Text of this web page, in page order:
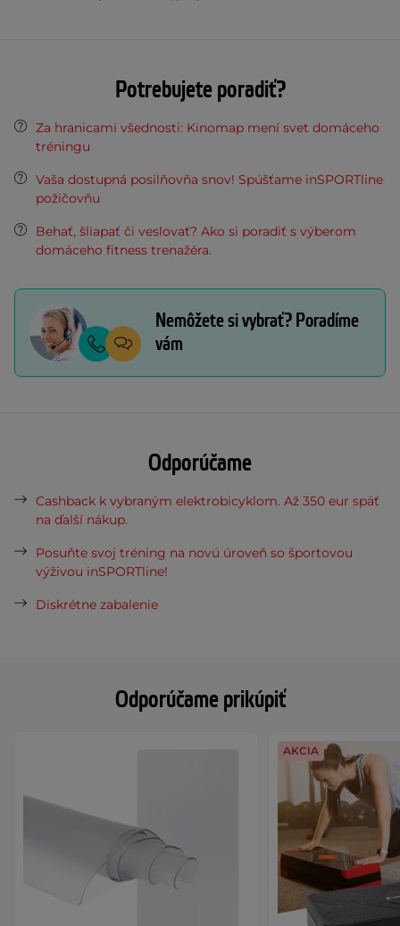
Odporúčame prikúpiť
AKCIA
Potrebujete poradiť?
Za hranicami všednosti: Kinomap mení svet domáceho
tréningu
Vaša dostupná posilňovňa snov! Spúšťame inSPORTline
požičovňu
Behať, šliapať či veslovať? Ako si poradiť s výberom
domáceho fitness trenažéra.
Nemôžete si vybrať? Poradíme
vám
Odporúčame
Cashback k vybraným elektrobicyklom. Až 350 eur späť
na ďalší nákup.
Posuňte svoj tréning na novú úroveň so športovou
výživou inSPORTline!
Diskrétne zabalenie